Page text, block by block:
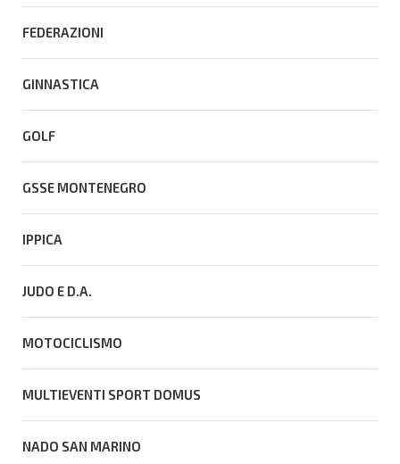
FEDERAZIONI
GINNASTICA
GOLF
GSSE MONTENEGRO
IPPICA
JUDO E D.A.
MOTOCICLISMO
MULTIEVENTI SPORT DOMUS
NADO SAN MARINO